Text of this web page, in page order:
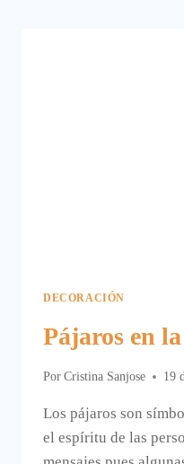
DECORACIÓN
Pájaros en
Por Cristina Sanjose 19
Los pájaros son
el espíritu de las